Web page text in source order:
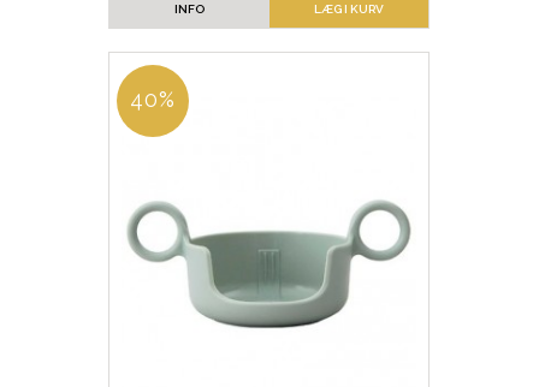
LÆG I KURV
INFO
40%